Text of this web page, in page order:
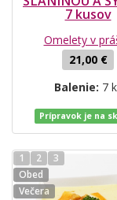
7 kusov
Omelety v
21,00 €
Balenie: 7
Prípravok je na
1 2
3
Obed
Večera